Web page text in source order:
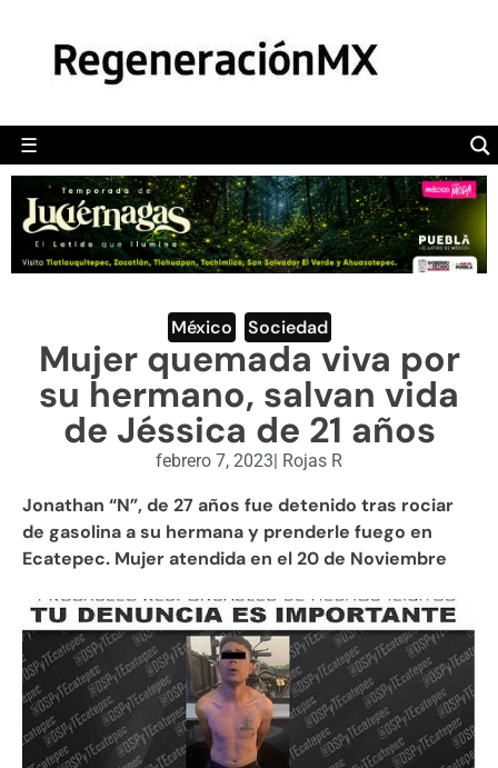
☰
POLÍTICA
CAMALEÓN
OPINIÓN
DEPORTES
ENGLISH SECTION
VIDEOS
México Sociedad
Mujer quemada viva por
su hermano, salvan vida
de Jéssica de 21 años
febrero 7, 2023| Rojas R
Jonathan “N”, de 27 años fue detenido tras rociar
de gasolina a su hermana y prenderle fuego en
Ecatepec. Mujer atendida en el 20 de Noviembre